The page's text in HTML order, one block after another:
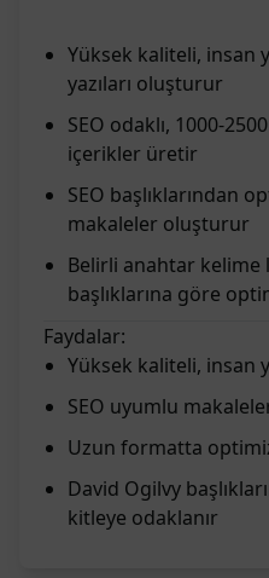
Yüksek kaliteli, insan
yazıları oluşturur
SEO odaklı, 1000-
içerikler üretir
SEO başlıklarından
makaleler oluşturur
Belirli anahtar kelime
başlıklarına göre
Faydalar:
Yüksek kaliteli, insan
SEO uyumlu
Uzun formatta
David Ogilvy
kitleye odaklanır